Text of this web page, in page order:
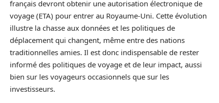
français devront obtenir une autorisation électronique de
voyage (ETA) pour entrer au Royaume-Uni. Cette évolution
illustre la chasse aux données et les politiques de
déplacement qui changent, même entre des nations
traditionnelles amies. Il est donc indispensable de rester
informé des politiques de voyage et de leur impact, aussi
bien sur les voyageurs occasionnels que sur les
investisseurs.